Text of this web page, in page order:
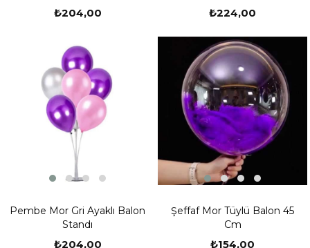
₺204,00 ₺224,00
Pembe Mor Gri Ayaklı Balon
Standı
₺204,00
Şeffaf Mor Tüylü Balon 45
Cm
₺154,00